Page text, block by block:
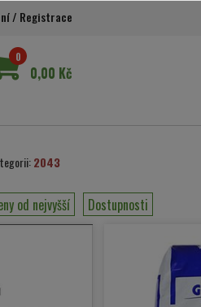
/ Registrace
0
0,00 Kč
2043
od nejvyšší Dostupnosti